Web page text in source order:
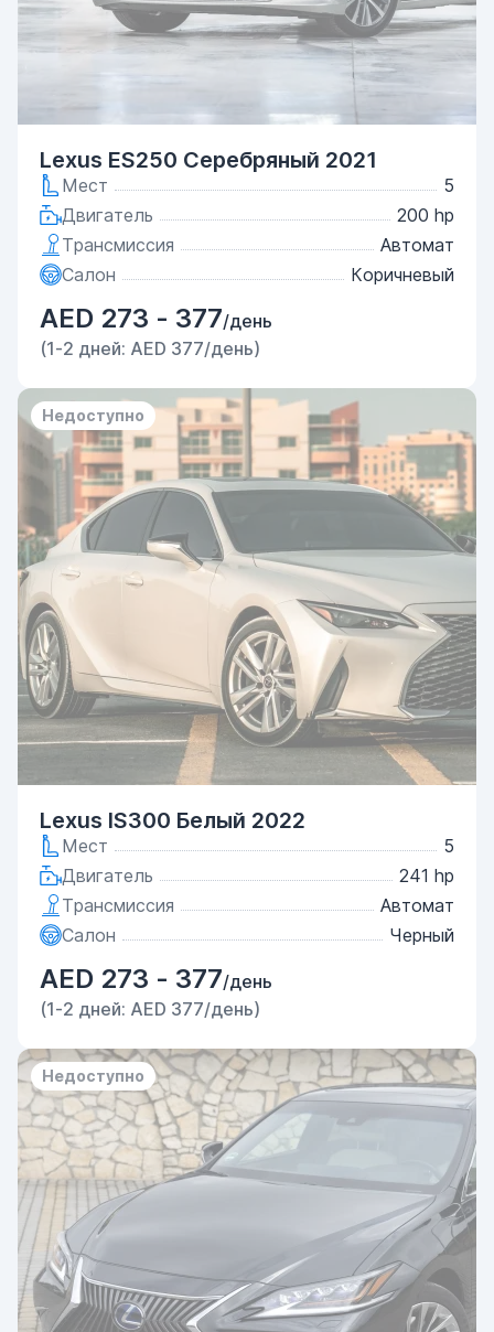
Lexus ES250 Серебряный 2021
Мест
5
Двигатель
200 hp
Трансмиссия
Автомат
Салон
Коричневый
AED 273 - 377/день
(1-2 дней: AED 377/день)
Недоступно
Lexus IS300 Белый 2022
Мест
5
Двигатель
241 hp
Трансмиссия
Автомат
Салон
Черный
AED 273 - 377/день
(1-2 дней: AED 377/день)
Недоступно